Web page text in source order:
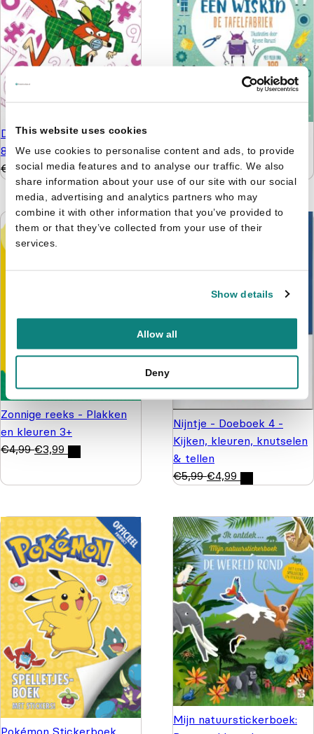
This website uses cookies
We use cookies to personalise content and ads, to provide
social media features and to analyse our traffic. We also
share information about your use of our site with our social
media, advertising and analytics partners who may
combine it with other information that you’ve provided to
them or that they’ve collected from your use of their
services.
Show details
Allow all
Deny
De leukste hersenkrakers
8+
€
5,99 € 4,99
een wiskid
€9,99 €6,99
Zonnige reeks - Plakken
en kleuren 3+
€4,99 €3,99
Nijntje - Doeboek 4 -
Kijken, kleuren, knutselen
& tellen
€5,99 €4,99
Pokémon Stickerboek
Mijn natuurstickerboek: